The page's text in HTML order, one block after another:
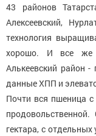
43 районов
Алексеевский,
технология
хорошо. И все же
Алькеевский район
данные ХПП и
Почти вся пшеница с
гектара, с